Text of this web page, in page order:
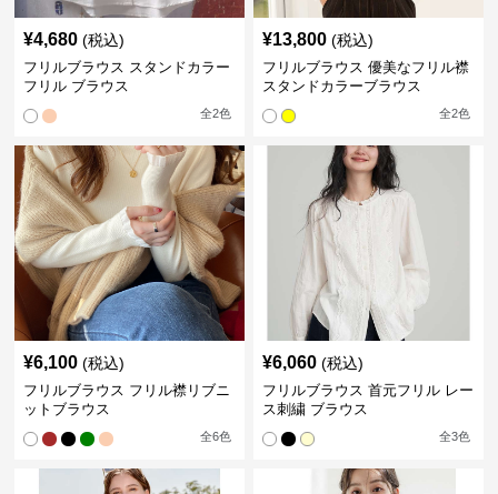
¥4,680 (税込)
フリルブラウス スタンドカラー
フリル ブラウス
全2色
¥13,800 (税込)
フリルブラウス 優美なフリル襟
スタンドカラーブラウス
全2色
¥6,100 (税込)
フリルブラウス フリル襟リブニ
ットブラウス
全6色
¥6,060 (税込)
フリルブラウス 首元フリル レー
ス刺繍 ブラウス
全3色